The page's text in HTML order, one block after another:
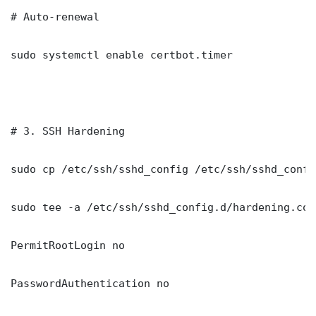
# Auto-renewal
sudo systemctl enable certbot.timer
# 3. SSH Hardening
sudo cp /etc/ssh/sshd_config /etc/ssh/
sudo tee -a /etc/ssh/sshd_config.d/
PermitRootLogin no
PasswordAuthentication no